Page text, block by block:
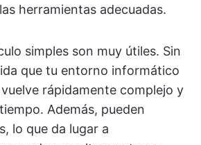
herramientas adecuadas.
simples son muy útiles. Sin
que tu entorno informático
rápidamente complejo y
Además, pueden
lo que da lugar a